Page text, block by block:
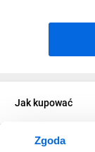
Zgoda
Jak kupować
O firmie